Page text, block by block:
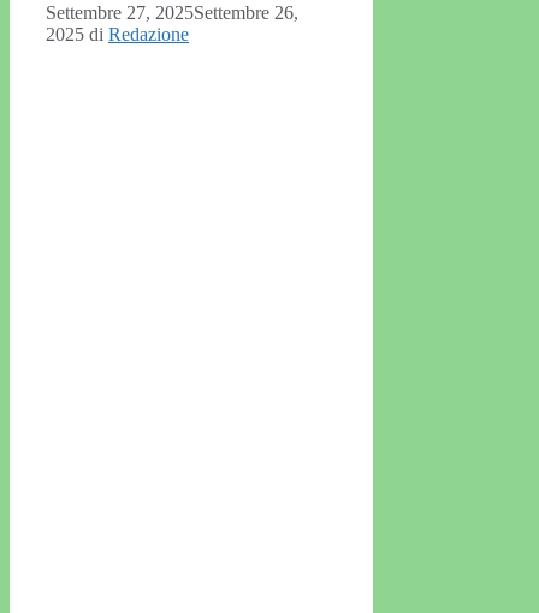
Settembre 27, 2025Settembre 26,
2025 di Redazione